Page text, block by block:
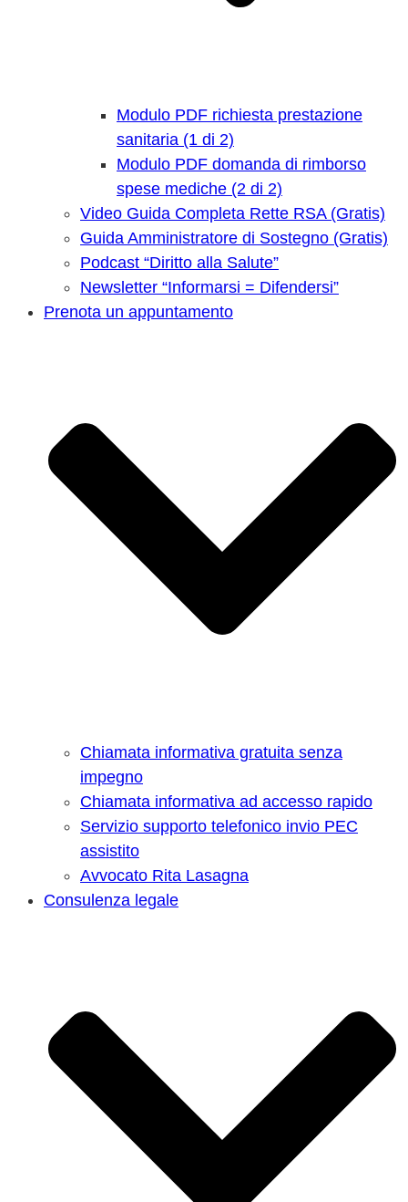
Modulo PDF richiesta prestazione
sanitaria (1 di 2)
Modulo PDF domanda di rimborso
spese mediche (2 di 2)
Video Guida Completa Rette RSA (Gratis)
Guida Amministratore di Sostegno (Gratis)
Podcast “Diritto alla Salute”
Newsletter “Informarsi = Difendersi”
Prenota un appuntamento
Chiamata informativa gratuita senza
impegno
Chiamata informativa ad accesso rapido
Servizio supporto telefonico invio PEC
assistito
Avvocato Rita Lasagna
Consulenza legale